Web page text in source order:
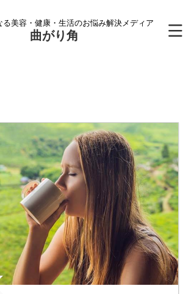
る美容・健康・生活のお悩み解決メディア
曲がり角